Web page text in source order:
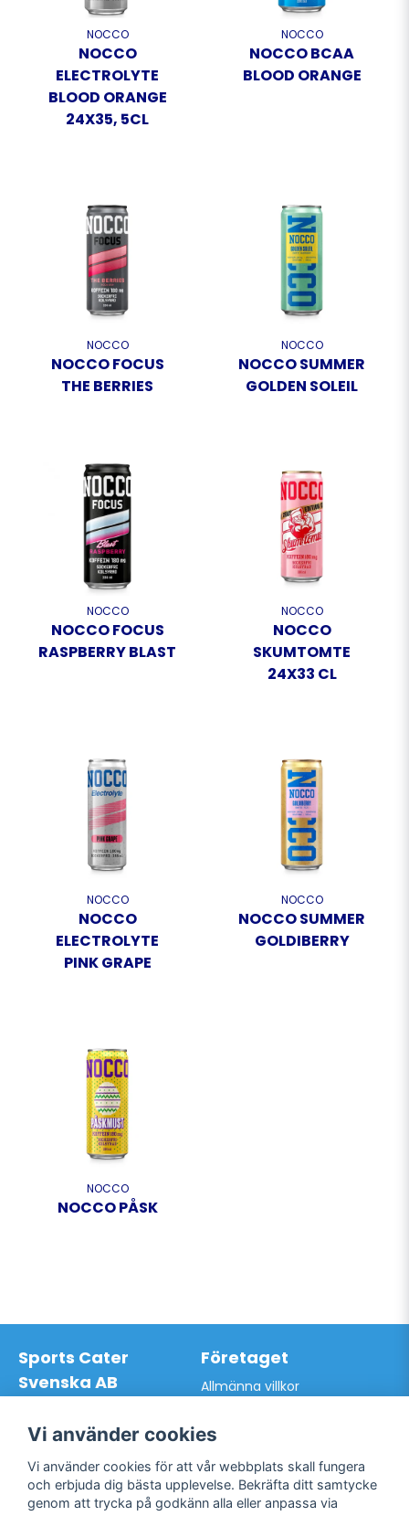
NOCCO
NOCCO
ELECTROLYTE
BLOOD ORANGE
24X35, 5CL
NOCCO
NOCCO BCAA
BLOOD ORANGE
NOCCO
NOCCO FOCUS
THE BERRIES
NOCCO
NOCCO SUMMER
GOLDEN SOLEIL
NOCCO
NOCCO FOCUS
RASPBERRY BLAST
NOCCO
NOCCO
SKUMTOMTE
24X33 CL
NOCCO
NOCCO
ELECTROLYTE
PINK GRAPE
NOCCO
NOCCO SUMMER
GOLDIBERRY
NOCCO
NOCCO PÅSK
Sports Cater
Svenska AB
Org.nr: 559024-7762
Mail:info@sportscater.se
Företaget
Allmänna villkor
Bli kund / Logga in
Vi använder cookies
Vi använder cookies för att vår webbplats skall fungera
och erbjuda dig bästa upplevelse. Bekräfta ditt samtycke
genom att trycka på godkänn alla eller anpassa via